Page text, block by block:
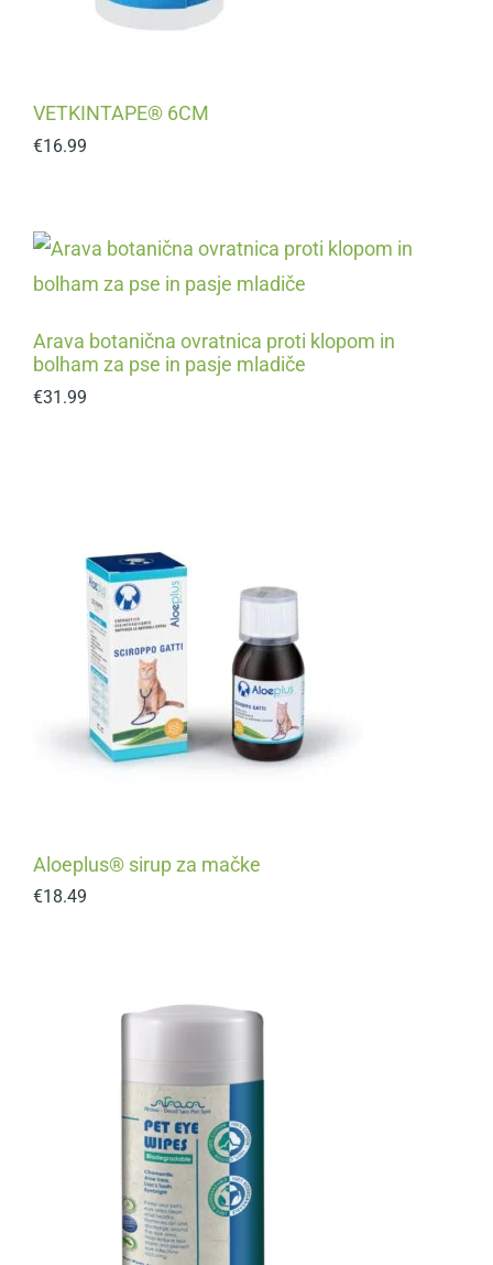
VETKINTAPE® 6CM
€16.99
Arava botanična ovratnica proti klopom in
bolham za pse in pasje mladiče
€31.99
Aloeplus® sirup za mačke
€18.49